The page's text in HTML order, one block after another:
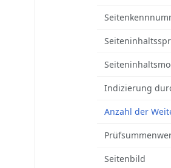
Indizierung
Anzahl der
Seitenbild